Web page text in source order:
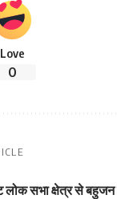
Love
0
लोक सभा क्षेत्र से बहुजन